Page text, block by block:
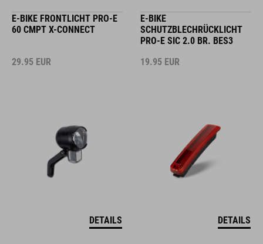
E-BIKE FRONTLICHT PRO-E
60 CMPT X-CONNECT
29.95 EUR
DETAILS
E-BIKE
SCHUTZBLECHRÜCKLICHT
PRO-E SIC 2.0 BR. BES3
19.95 EUR
DETAILS